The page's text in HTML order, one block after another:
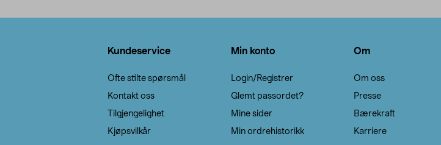
Kundeservice
Ofte stilte spørsmål
Kontakt oss
Tilgjengelighet
Kjøpsvilkår
Min konto
Login/Registrer
Glemt passordet?
Mine sider
Min ordrehistorikk
Om
Om oss
Presse
Bærekraft
Karriere